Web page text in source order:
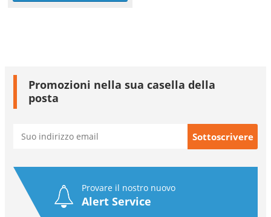
Promozioni nella sua casella della
posta
Provare il nostro nuovo
Alert Service